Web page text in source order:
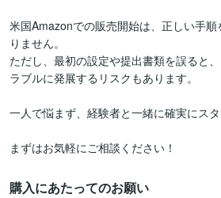
米国Amazonでの販売開始は、正しい手
りません。
ただし、最初の設定や提出書類を誤ると
ラブルに発展するリスクもあります。
一人で悩まず、経験者と一緒に確実にスタ
まずはお気軽にご相談ください！
購入にあたってのお願い